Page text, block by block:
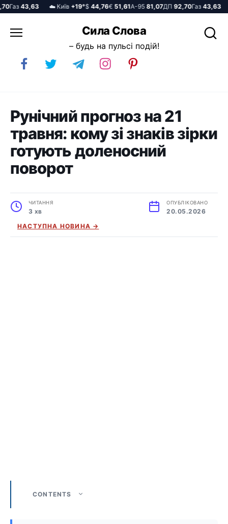
Газ43,63 ☁️ Київ+19°$44,76€51,61А-9581,07ДП92,70Газ43,63
до
Сила Слова
– будь на пульсі подій!
Рунічний прогноз на 21
травня: кому зі знаків зірки
готують доленосний
поворот
ЧИТАННЯ
3 хв
ОПУБЛІКОВАНО
20.05.2026
НАСТУПНА НОВИНА →
CONTENTS